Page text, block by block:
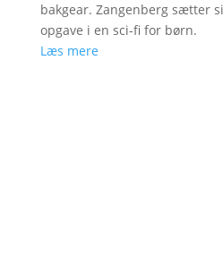
bakgear. Zangenberg sætter
opgave i en sci-fi for børn.
Læs mere